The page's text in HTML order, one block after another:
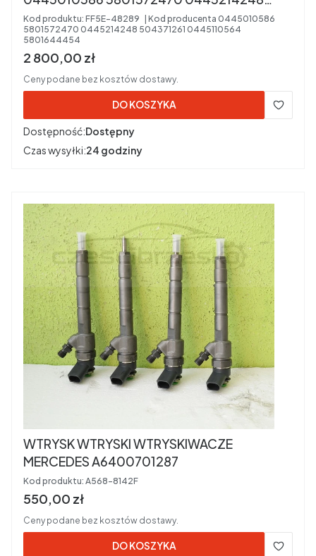
504371261 0445110564 5801644454
Kod produktu: FF5E-48289 Kod producenta 0445010586
5801572470 0445214248 504371261 0445110564
5801644454
Cena brutto
2 800,00 zł
Ceny podane bez kosztów dostawy.
DO KOSZYKA
Dostępność:Dostępny
Czas wysyłki:24 godziny
WTRYSK WTRYSKI WTRYSKIWACZE
MERCEDES A6400701287
Kod produktu: A568-8142F
Cena brutto
550,00 zł
Ceny podane bez kosztów dostawy.
DO KOSZYKA